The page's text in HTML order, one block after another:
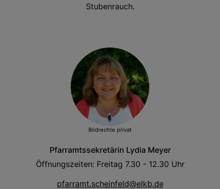
Stubenrauch.
Bildrechte privat
Pfarramtssekretärin Lydia Meyer
Öffnungszeiten: Freitag 7.30 - 12.30 Uhr
pfarramt.scheinfeld@elkb.de